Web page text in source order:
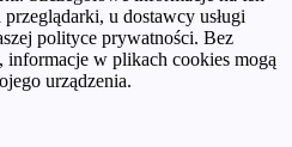
u dostawcy usługi
polityce prywatności. Bez
informacje w plikach cookies mogą
urządzenia.